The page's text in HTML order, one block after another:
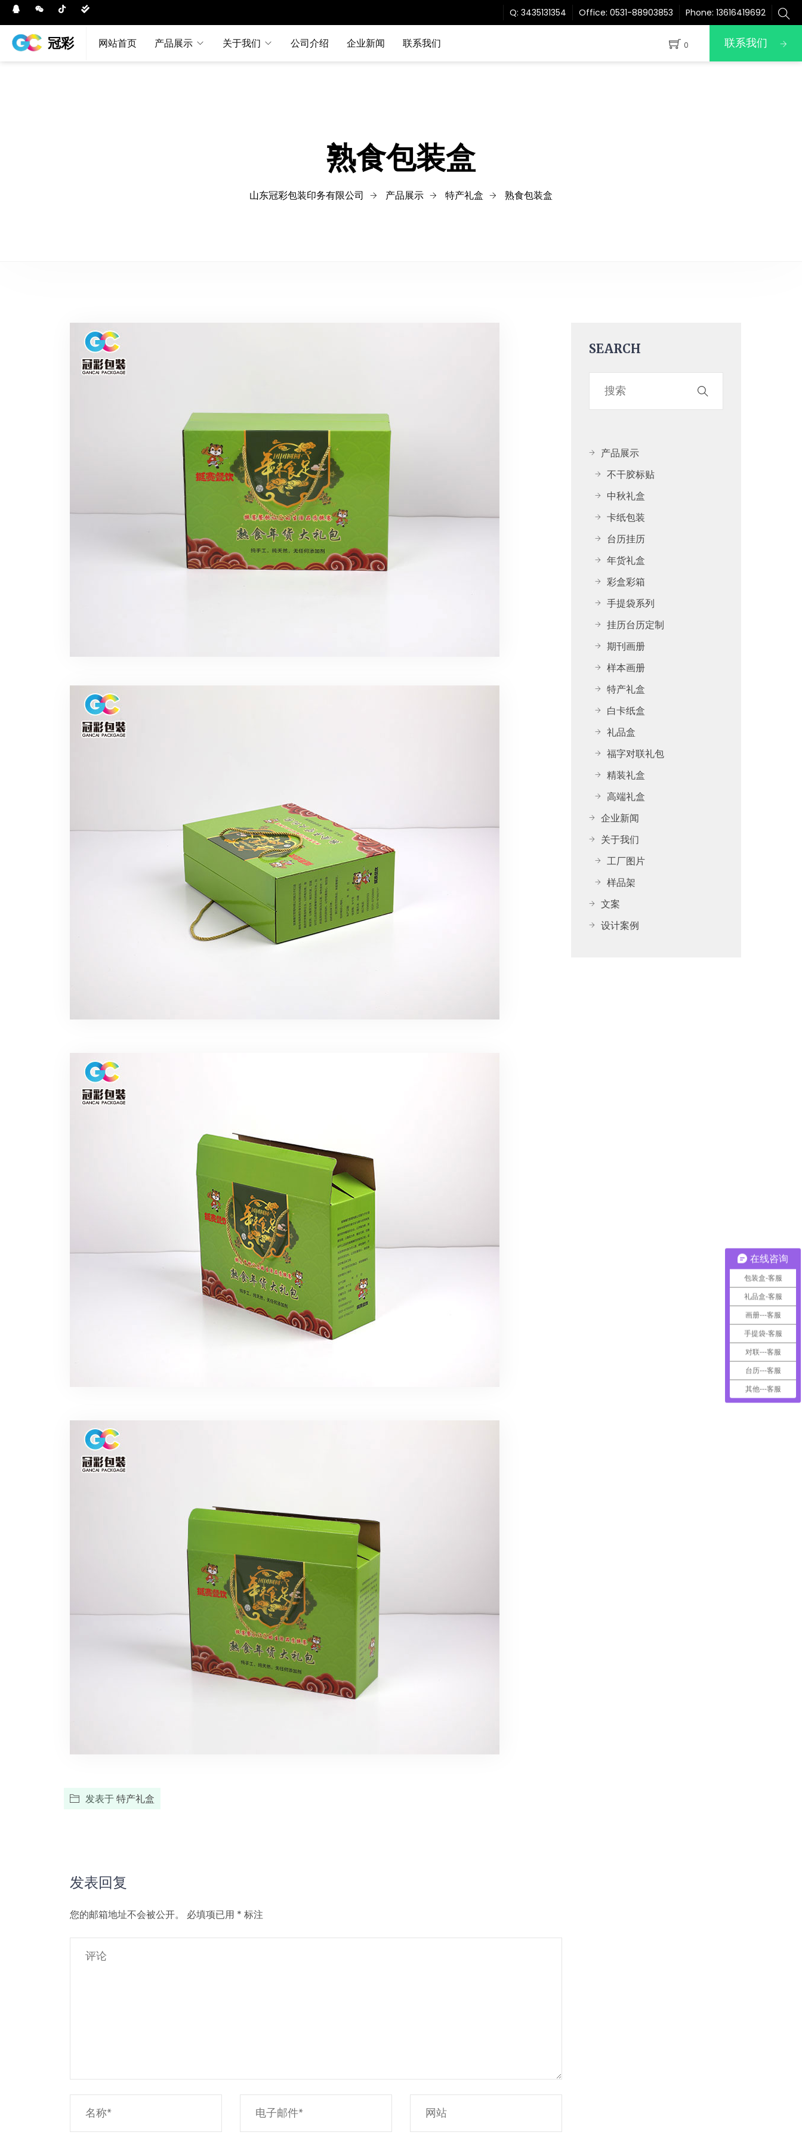
Q: 3435131354 Office: 0531-88903853 Phone: 13616419692
冠彩 网站首页 产品展示 关于我们 公司介绍 企业新闻 联系我们 0 联系我们
熟食包装盒
山东冠彩包装印务有限公司 产品展示 特产礼盒 熟食包装盒
发表于特产礼盒
发表回复
您的邮箱地址不会被公开。 必填项已用 * 标注
SEARCH
产品展示
不干胶标贴
中秋礼盒
卡纸包装
台历挂历
年货礼盒
彩盒彩箱
手提袋系列
挂历台历定制
期刊画册
样本画册
特产礼盒
白卡纸盒
礼品盒
福字对联礼包
精装礼盒
高端礼盒
企业新闻
关于我们
工厂图片
样品架
文案
设计案例
在线咨询
包装盒-客服
礼品盒-客服
画册---客服
手提袋-客服
对联---客服
台历---客服
其他---客服